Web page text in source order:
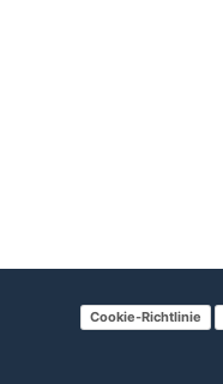
Cookie-Richtlinie